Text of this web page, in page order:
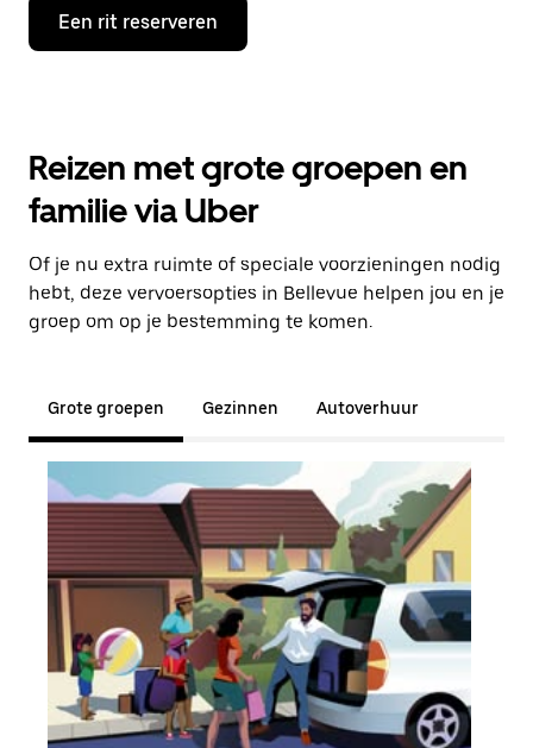
Een rit reserveren
Reizen met grote groepen en
familie via Uber
Of je nu extra ruimte of speciale voorzieningen nodig
hebt, deze vervoersopties in Bellevue helpen jou en je
groep om op je bestemming te komen.
Grote groepen Gezinnen Autoverhuur